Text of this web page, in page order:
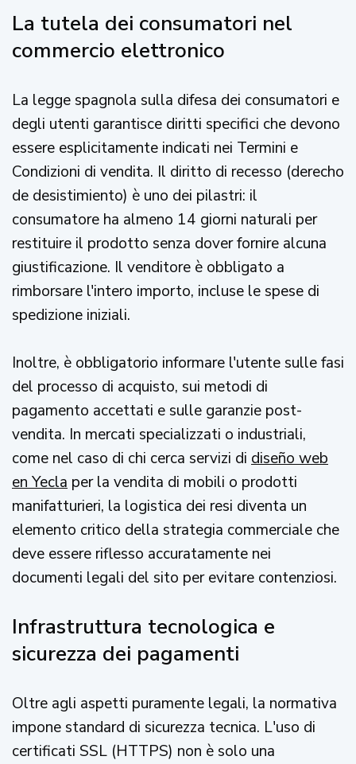
La tutela dei consumatori nel
commercio elettronico
La legge spagnola sulla difesa dei consumatori e
degli utenti garantisce diritti specifici che devono
essere esplicitamente indicati nei Termini e
Condizioni di vendita. Il diritto di recesso (derecho
de desistimiento) è uno dei pilastri: il
consumatore ha almeno 14 giorni naturali per
restituire il prodotto senza dover fornire alcuna
giustificazione. Il venditore è obbligato a
rimborsare l'intero importo, incluse le spese di
spedizione iniziali.
Inoltre, è obbligatorio informare l'utente sulle fasi
del processo di acquisto, sui metodi di
pagamento accettati e sulle garanzie post-
vendita. In mercati specializzati o industriali,
come nel caso di chi cerca servizi di diseño web
en Yecla per la vendita di mobili o prodotti
manifatturieri, la logistica dei resi diventa un
elemento critico della strategia commerciale che
deve essere riflesso accuratamente nei
documenti legali del sito per evitare contenziosi.
Infrastruttura tecnologica e
sicurezza dei pagamenti
Oltre agli aspetti puramente legali, la normativa
impone standard di sicurezza tecnica. L'uso di
certificati SSL (HTTPS) non è solo una